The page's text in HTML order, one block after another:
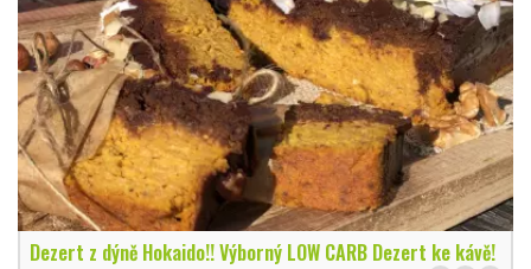
Dezert z dýně Hokaido!! Výborný LOW CARB Dezert ke kávě!